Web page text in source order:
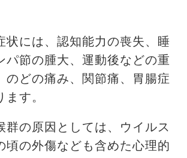
状には、認知能力の喪失、睡
パ節の腫大、運動後などの重
のどの痛み、関節痛、胃腸症
す。
群の原因としては、ウイルス
頃の外傷なども含めた心理的